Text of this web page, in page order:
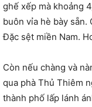
ghế xếp mà khoảng
buôn vỉa hè bày sẵn.
Đặc sệt miền Nam.
Còn nếu chàng và
qua phà Thủ Thiêm
thành phố lấp lánh